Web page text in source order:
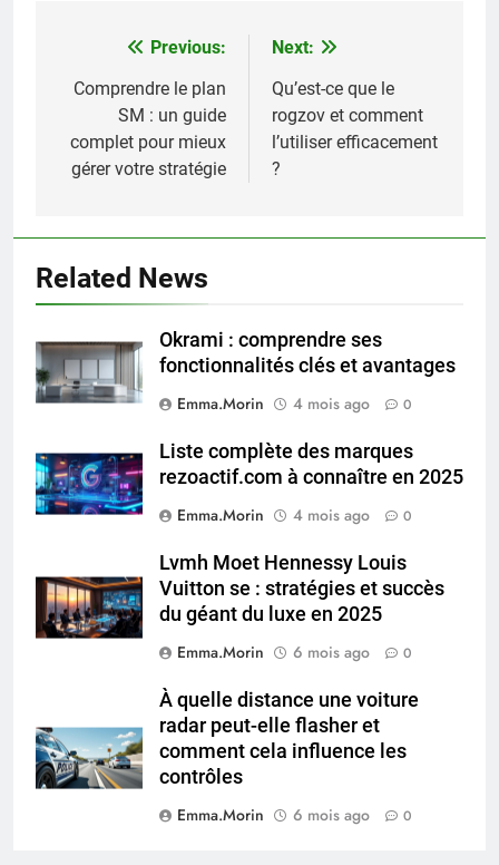
Navigation
de
l’article
Previous:
Comprendre le plan
SM : un guide
complet pour mieux
gérer votre stratégie
Next:
Qu’est-ce que le
rogzov et comment
l’utiliser efficacement
?
Related News
Okrami : comprendre ses
fonctionnalités clés et avantages
Emma.Morin
4 mois ago 0
Liste complète des marques
rezoactif.com à connaître en 2025
Emma.Morin
4 mois ago 0
Lvmh Moet Hennessy Louis
Vuitton se : stratégies et succès
du géant du luxe en 2025
Emma.Morin
6 mois ago 0
À quelle distance une voiture
radar peut-elle flasher et
comment cela influence les
contrôles
Emma.Morin
6 mois ago 0